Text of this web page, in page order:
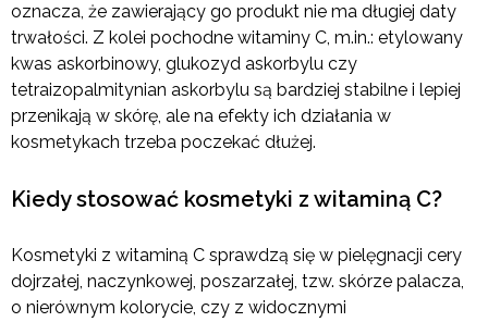
oznacza, że zawierający go produkt nie ma długiej daty
trwałości. Z kolei pochodne witaminy C, m.in.: etylowany
kwas askorbinowy, glukozyd askorbylu czy
tetraizopalmitynian askorbylu są bardziej stabilne i lepiej
przenikają w skórę, ale na efekty ich działania w
kosmetykach trzeba poczekać dłużej.
Kiedy stosować kosmetyki z witaminą C?
Kosmetyki z witaminą C sprawdzą się w pielęgnacji cery
dojrzałej, naczynkowej, poszarzałej, tzw. skórze palacza,
o nierównym kolorycie, czy z widocznymi